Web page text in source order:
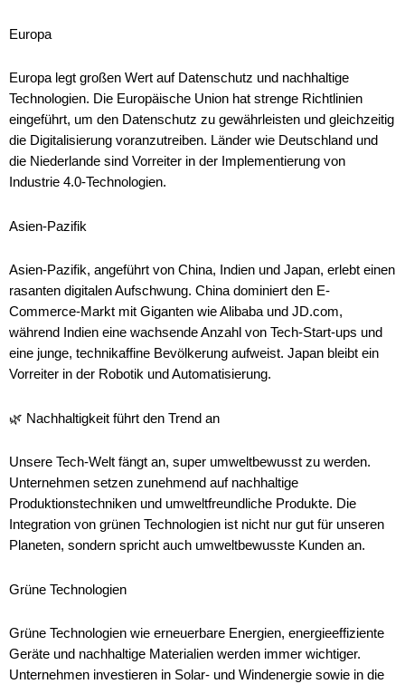
Europa
Europa legt großen Wert auf Datenschutz und nachhaltige
Technologien. Die Europäische Union hat strenge Richtlinien
eingeführt, um den Datenschutz zu gewährleisten und gleichzeitig
die Digitalisierung voranzutreiben. Länder wie Deutschland und
die Niederlande sind Vorreiter in der Implementierung von
Industrie 4.0-Technologien.
Asien-Pazifik
Asien-Pazifik, angeführt von China, Indien und Japan, erlebt einen
rasanten digitalen Aufschwung. China dominiert den E-
Commerce-Markt mit Giganten wie Alibaba und JD.com,
während Indien eine wachsende Anzahl von Tech-Start-ups und
eine junge, technikaffine Bevölkerung aufweist. Japan bleibt ein
Vorreiter in der Robotik und Automatisierung.
🌿 Nachhaltigkeit führt den Trend an
Unsere Tech-Welt fängt an, super umweltbewusst zu werden.
Unternehmen setzen zunehmend auf nachhaltige
Produktionstechniken und umweltfreundliche Produkte. Die
Integration von grünen Technologien ist nicht nur gut für unseren
Planeten, sondern spricht auch umweltbewusste Kunden an.
Grüne Technologien
Grüne Technologien wie erneuerbare Energien, energieeffiziente
Geräte und nachhaltige Materialien werden immer wichtiger.
Unternehmen investieren in Solar- und Windenergie sowie in die